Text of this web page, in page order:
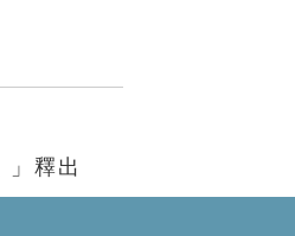
」釋出